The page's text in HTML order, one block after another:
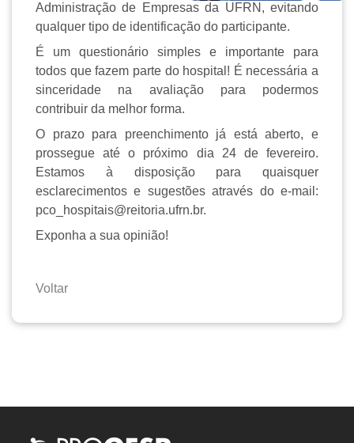
Administração de Empresas da UFRN, evitando
qualquer tipo de identificação do participante.
É um questionário simples e importante para
todos que fazem parte do hospital! É necessária a
sinceridade na avaliação para podermos
contribuir da melhor forma.
O prazo para preenchimento já está aberto, e
prossegue até o próximo dia 24 de fevereiro.
Estamos à disposição para quaisquer
esclarecimentos e sugestões através do e-mail:
pco_hospitais@reitoria.ufrn.br.
Exponha a sua opinião!
Voltar